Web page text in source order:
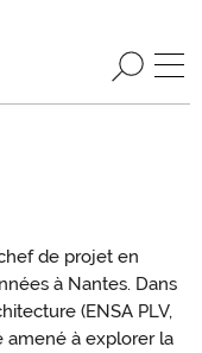
de projet en
à Nantes. Dans
(ENSA PLV,
amené à explorer la